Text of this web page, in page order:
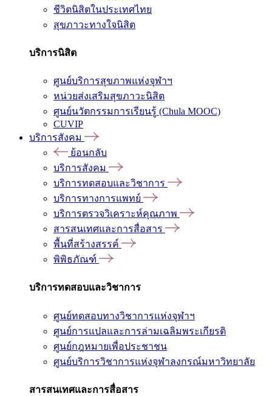
ชีวิตนิสิตในประเทศไทย
สุขภาวะทางใจนิสิต
บริการนิสิต
ศูนย์บริการสุขภาพแห่งจุฬาฯ
หน่วยส่งเสริมสุขภาวะนิสิต
ศูนย์นวัตกรรมการเรียนรู้ (Chula MOOC)
CUVIP
บริการสังคม
ย้อนกลับ
บริการสังคม
บริการทดสอบและวิชาการ
บริการทางการแพทย์
บริการตรวจวิเคราะห์คุณภาพ
สารสนเทศและการสื่อสาร
พื้นที่สร้างสรรค์
พิพิธภัณฑ์
บริการทดสอบและวิชาการ
ศูนย์ทดสอบทางวิชาการแห่งจุฬาฯ
ศูนย์การแปลและการล่ามเฉลิมพระเกียรติ
ศูนย์กฎหมายเพื่อประชาชน
ศูนย์บริการวิชาการแห่งจุฬาลงกรณ์มหาวิทยาลัย
สารสนเทศและการสื่อสาร